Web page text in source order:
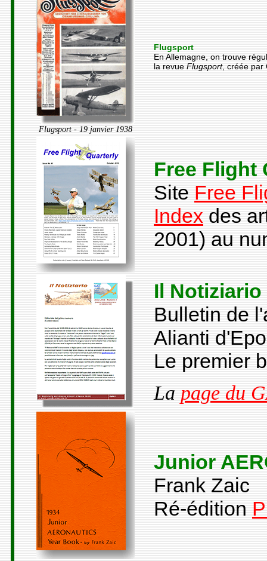
Flugsport - 19 janvier 1938
Flugsport
En Allemagne, on trouve
la revue Flugsport, créée par
Free Flight
Site Free
Index des
2001) au
Il Notiziario
Bulletin de
Alianti
Le premier
La page du
Junior
Frank Zaic
Ré-édition